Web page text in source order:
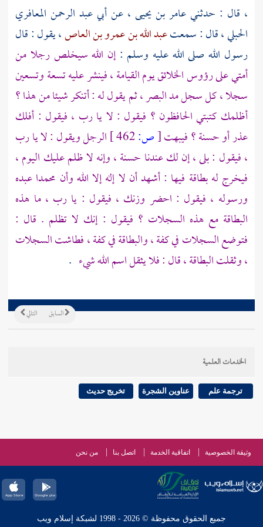
، قال : حدثنيعامر بن يحيى ، عنأبي عبد الرحمن المعافري
الحبلي، قال : سمعتعبد الله بن عمرو بن العاص، يقول : قال
رسول الله صلى الله عليه وسلم :إن الله سيخلص رجلا من
أمتي على رؤوس الخلائق يوم القيامة ، فينشر عليه تسعة وتسعين
سجلا ، كل سجل مد البصر ، ثم يقول له : أتنكر شيئا من هذا ؟
أظلمك كتبتي الحافظون ؟ فيقول : لا يا رب ، فيقول : أفلك
عذر أو حسنة ؟ فيبهت[ص:
الرجل ويقول : لا يا رب
، فيقول : بلى ، إن لك عندنا حسنة ، وإنه لا ظلم عليك اليوم ،
فيخرج له بطاقة فيها : أشهد أن لا إله إلا الله وأن محمداعبده
ورسوله ، فيقول : احضر وزنك ، فيقول : يا رب ، ما هذه
البطاقة مع هذه السجلات ؟ فيقول : إنك لا تظلم . قال :
فتوضع السجلات في كفة ، والبطاقة في كفة ، فطاشت السجلات
، وثقلت البطاقة ، قال : فلا يثقل اسم الله شيء .
التالي السابق
الخدمات العلمية
ترجمة علم عناوين الشجرة تخريج حديث
وثيقة الخصوصية اتفاقية الخدمة اتصل بنا من نحن
جميع الحقوق محفوظة © 2026 - 1998 لشبكة إسلام ويب